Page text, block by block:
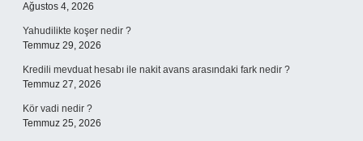
Ağustos 4, 2026
Yahudilikte koşer nedir ?
Temmuz 29, 2026
Kredili mevduat hesabı ile nakit avans arasındaki fark nedir ?
Temmuz 27, 2026
Kör vadi nedir ?
Temmuz 25, 2026